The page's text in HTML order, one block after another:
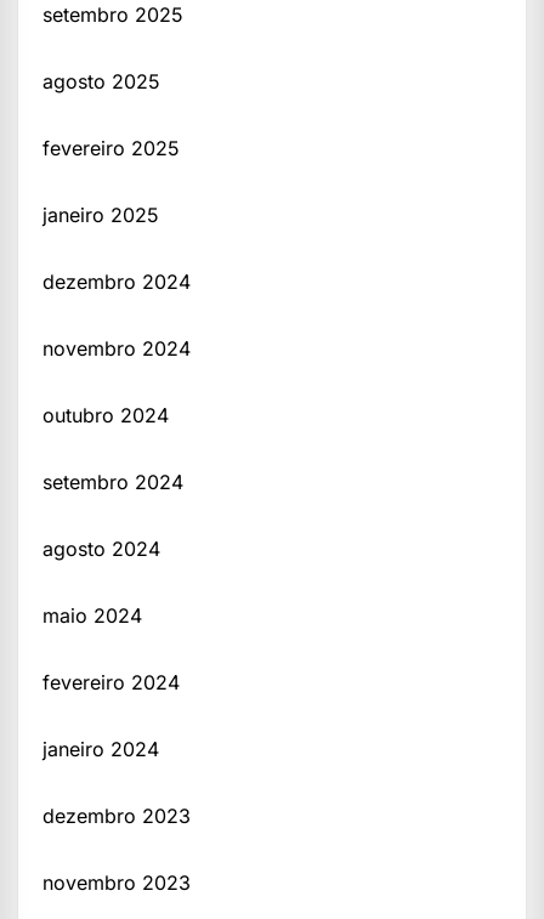
setembro 2025
agosto 2025
fevereiro 2025
janeiro 2025
dezembro 2024
novembro 2024
outubro 2024
setembro 2024
agosto 2024
maio 2024
fevereiro 2024
janeiro 2024
dezembro 2023
novembro 2023